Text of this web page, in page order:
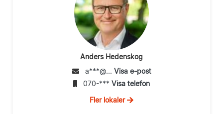
Anders Hedenskog
a***@... Visa e-post
070-*** Visa telefon
Fler lokaler